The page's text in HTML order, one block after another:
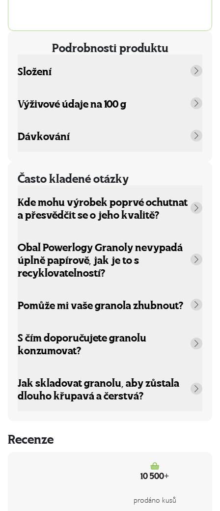
Podrobnosti produktu
Složení
Výživové údaje na 100 g
Dávkování
Často kladené otázky
Kde mohu výrobek poprvé ochutnat
a přesvědčit se o jeho kvalitě?
Obal Powerlogy Granoly nevypadá
úplně papírově, jak je to s
recyklovatelností?
Pomůže mi vaše granola zhubnout?
S čím doporučujete granolu
konzumovat?
Jak skladovat granolu, aby zůstala
dlouho křupavá a čerstvá?
Recenze
10 500+
prodáno kusů